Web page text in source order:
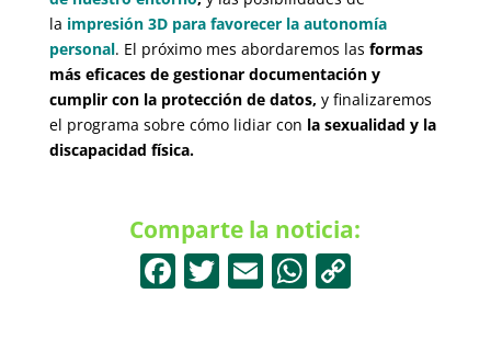
la impresión 3D para favorecer la autonomía
personal. El próximo mes abordaremos las formas
más eficaces de gestionar documentación y
cumplir con la protección de datos, y finalizaremos
el programa sobre cómo lidiar con la sexualidad y la
discapacidad física.
Comparte la noticia:
F
a
T
w
E
m
W
h